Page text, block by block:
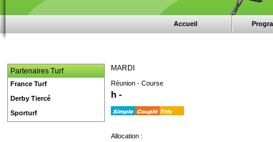
Accueil
MARDI
Réunion - Course
h -
Allocation :
Partenaires Turf
France Turf
Derby Tiercé
Sporturf